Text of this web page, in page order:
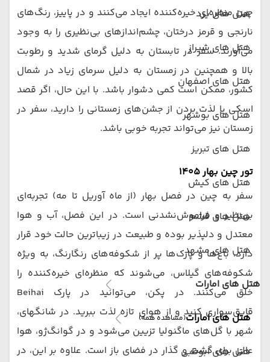
هتل های یزد
هتل های شیراز
هتل های اصفهان
هتل های بوشهر
هتل های تبریز
هتل های کیش
هتل های قشم
هتل های مشهد
هتل های امارات
هتل های امارات(مشاهده همه)
هتل های ابوظبی
چین منظره‌ای خیره‌کننده ایجاد می‌کنند و در پاییز، رنگ‌های
نارنجی و قرمز درختان، چشم‌اندازهای بی‌نظیری را به وجود
می‌آورند. سفر در تابستان به دلیل گرمای شدید و رطوبت
بالا و همچنین در زمستان به دلیل سرمای زیاد در شمال
کشور، ممکن است کمی دشوار باشد. با این حال، اگر قصد
اسکی یا لذت بردن از جشن‌های زمستانی را دارید، سفر در
زمستان نیز می‌تواند تجربه خوبی باشد.
تور چین بهار 1405
سفر به چین در فصل بهار (از ماه آوریل تا مه) تجربه‌ای
بی‌نظیر و فراموش‌نشدنی است. در این فصل، آب و هوا
معتدل و دلپذیر بوده و طبیعت در زیباترین حالت خود قرار
دارد. باغ‌ها و پارک‌ها پر از شکوفه‌های رنگارنگ، به ویژه
شکوفه‌های گیلاس، می‌شوند که منظره‌ای خیره‌کننده را
خلق می‌کنند. در پکن، می‌توانید در پارک Beihai
قایق‌سواری کنید و از هوای تازه لذت ببرید. در شانگهای،
شهر با گل‌های ماگنولیا تزیین می‌شود و در گوانگ‌ژو، هوا
عالی برای گشت و گذار در فضای باز است. علاوه بر این، در